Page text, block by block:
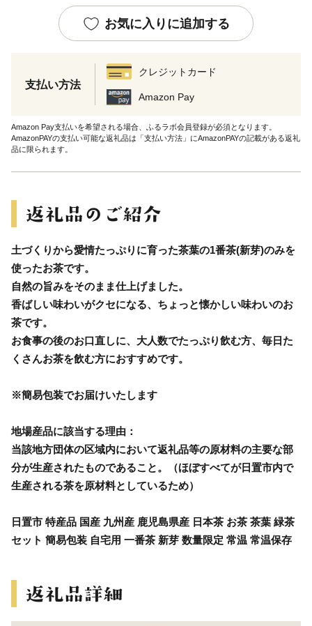
お気に入りに追加する
支払い方法
クレジットカード
Amazon Pay
Amazon Pay支払いを希望される場合、ふるラボ会員登録が必須となります。
AmazonPAYの支払い可能な返礼品は「支払い方法」にAmazonPAYの記載がある返礼
品に限られます。
土づくりから愛情たっぷりに育った茶葉の1番茶(新芽)のみを
使ったお茶です。
自然の旨みをそのまま仕上げました。
香ばしい味わいがクセになる、ちょっと懐かしい味わいのお
茶です。
お食事の後のお口直しに、大人数でたっぷり飲む方、毎日た
くさんお茶を飲む方におすすめです。
※簡易包装でお届けいたします
地場産品に該当する理由：
当該地方団体の区域内において返礼品等の原材料の主要な部
分が生産されたものであること。（ほぼすべてが日置市内で
生産される茶を原材料としているため）
日置市 特産品 国産 九州産 鹿児島県産 日本茶 お茶 茶葉 緑茶
セット 簡易包装 自宅用 一番茶 新芽 数量限定 常温 常温保存